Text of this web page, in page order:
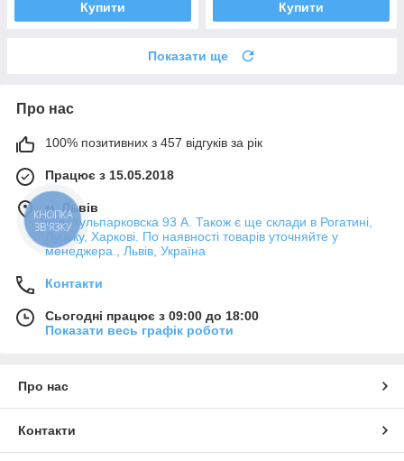
Купити Купити
Показати ще
Про нас
100% позитивних з 457 відгуків за рік
Працює з 15.05.2018
м. Львів
вул. Кульпарковска 93 А. Також є ще склади в Рогатині,
Луцьку, Харкові. По наявності товарів уточняйте у
менеджера., Львів, Україна
Контакти
Сьогодні працює з 09:00 до 18:00
Показати весь графік роботи
Про нас
Контакти
КНОПКА
ЗВ'ЯЗКУ